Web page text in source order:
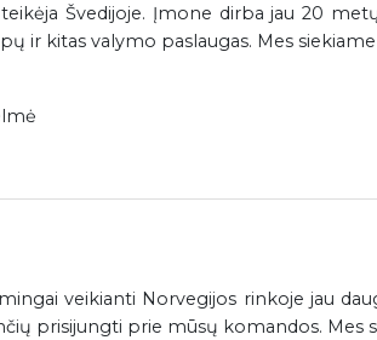
Švedijoje. Įmone dirba jau 20
ir kitas valymo paslaugas. Mes
veikianti Norvegijos rinkoje jau
prisijungti prie mūsų komandos. Mes